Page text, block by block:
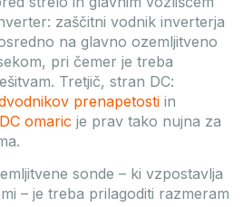
zaščitni vodnik inverterja
na glavno ozemljitveno
pri čemer je treba
Tretjič, stran DC:
prenapetosti in
omaric je prav tako nujna za
sonde – ki vzpostavlja
– je treba prilagoditi razmeram